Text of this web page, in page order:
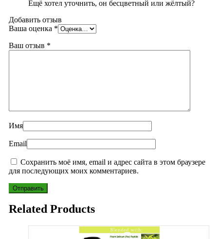
Ещё хотел уточнить, он бесцветный или жёлтый?
Добавить отзыв
Ваша оценка *
Ваш отзыв *
Имя
Email
Сохранить моё имя, email и адрес сайта в этом браузере
для последующих моих комментариев.
Related Products